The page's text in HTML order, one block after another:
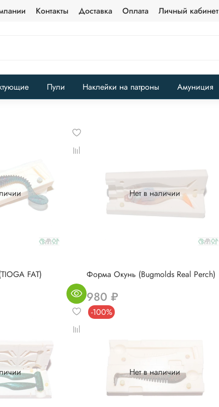
Контакты Доставка Оплата Личный кабинет
Пули Наклейки на патроны Амуниция
FAT)
Нет в наличии
Форма Окунь (Bugmolds Real Perch)
980 ₽
Нет в наличии
-100%